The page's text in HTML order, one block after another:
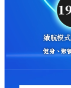
續航模式
健身、聚